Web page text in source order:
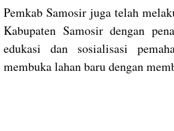
Pemkab Samosir juga telah
Kabupaten Samosir dengan
edukasi dan sosialisasi
membuka lahan baru dengan